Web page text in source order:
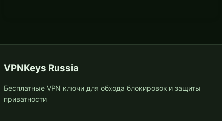
VPNKeys Russia
Бесплатные VPN ключи для обхода блокировок и защиты
приватности